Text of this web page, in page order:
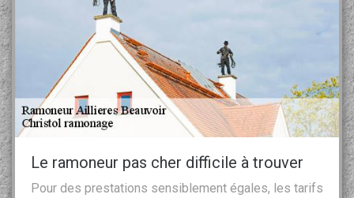
Le ramoneur pas cher difficile à trouver
Pour des prestations sensiblement égales, les tarifs